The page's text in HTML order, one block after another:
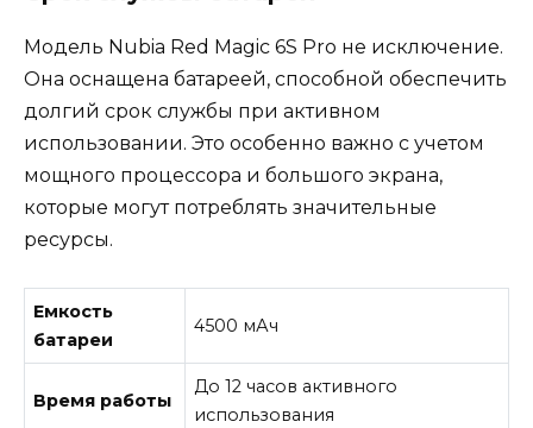
Модель Nubia Red Magic 6S Pro не исключение.
Она оснащена батареей, способной обеспечить
долгий срок службы при активном
использовании. Это особенно важно с учетом
мощного процессора и большого экрана,
которые могут потреблять значительные
ресурсы.
Емкость
батареи
4500 мАч
Время работы
До 12 часов активного
использования